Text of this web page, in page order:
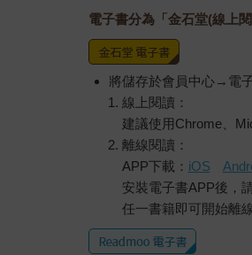
電子書分為「金石堂(線上
將儲存於會員中心→電
線上閱讀：
建議使用Chrome、
離線閱讀：
APP下載： iOS
安裝電子書APP後，
任一書籍即可開始離線